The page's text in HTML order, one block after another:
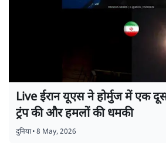
Live ईरान यूएस ने होर्मुज में एक
ट्रंप की और हमलों की धमकी
दुनिया•8 May, 2026